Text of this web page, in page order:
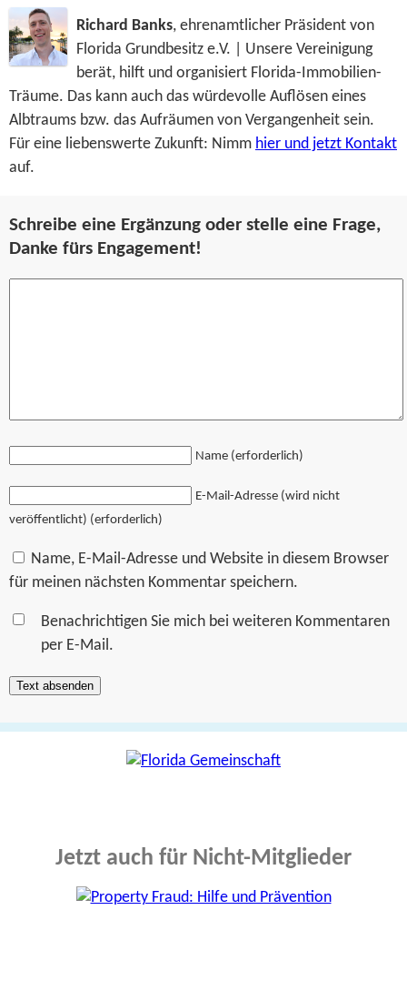
Richard Banks, ehrenamtlicher Präsident von
Florida Grundbesitz e.V. | Unsere Vereinigung
berät, hilft und organisiert Florida-Immobilien-
Träume. Das kann auch das würdevolle Auflösen eines
Albtraums bzw. das Aufräumen von Vergangenheit sein.
Für eine liebenswerte Zukunft: Nimm hier und jetzt Kontakt
auf.
Schreibe eine Ergänzung oder stelle eine Frage,
Danke fürs Engagement!
Name (erforderlich)
E-Mail-Adresse (wird nicht
veröffentlicht) (erforderlich)
Name, E-Mail-Adresse und Website in diesem Browser
für meinen nächsten Kommentar speichern.
Benachrichtigen Sie mich bei weiteren Kommentaren
per E-Mail.
Jetzt auch für Nicht-Mitglieder